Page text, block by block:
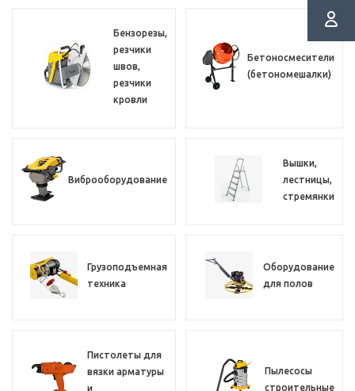
Бензорезы,
резчики
швов,
резчики
кровли
Бетоносмесители
(бетономешалки)
Виброоборудование
Вышки,
лестницы,
стремянки
Грузоподъемная
техника
Оборудование
для полов
Пистолеты для
вязки арматуры
и
Пылесосы
строительные